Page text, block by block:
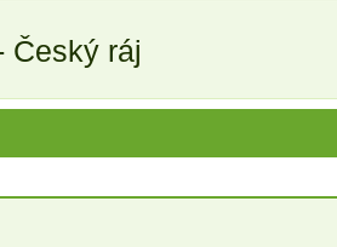
Český ráj